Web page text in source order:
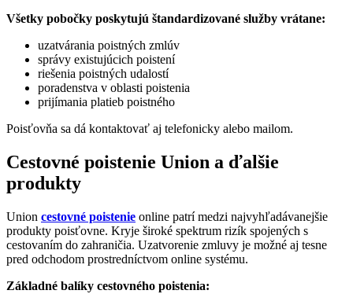
Všetky pobočky poskytujú štandardizované služby vrátane:
uzatvárania poistných zmlúv
správy existujúcich poistení
riešenia poistných udalostí
poradenstva v oblasti poistenia
prijímania platieb poistného
Poisťovňa sa dá kontaktovať aj telefonicky alebo mailom.
Cestovné poistenie Union a ďalšie
produkty
Union cestovné poistenie online patrí medzi najvyhľadávanejšie
produkty poisťovne. Kryje široké spektrum rizík spojených s
cestovaním do zahraničia. Uzatvorenie zmluvy je možné aj tesne
pred odchodom prostredníctvom online systému.
Základné balíky cestovného poistenia: